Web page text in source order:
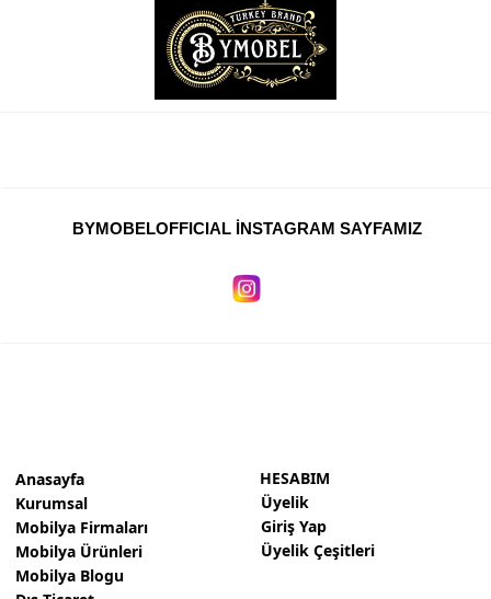
BYMOBELOFFICIAL İNSTAGRAM SAYFAMIZ
Anasayfa
Kurumsal
Mobilya Firmaları
Mobilya Ürünleri
Mobilya Blogu
HESABIM
Üyelik
Giriş Yap
Üyelik Çeşitleri